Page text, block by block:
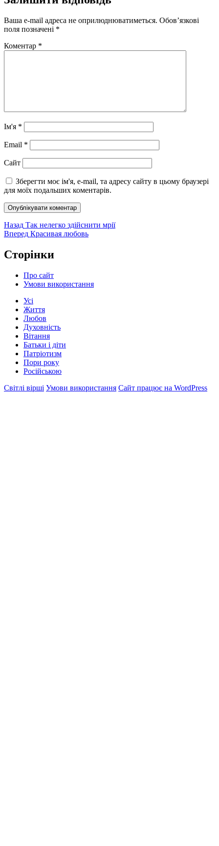
Ваша e-mail адреса не оприлюднюватиметься. Обов’язкові
поля позначені *
Коментар *
Ім'я *
Email *
Сайт
Зберегти моє ім'я, e-mail, та адресу сайту в цьому браузері
для моїх подальших коментарів.
Навігація
записів
Назад Попередній
запис:
Так нелегко здійснити мрії
Вперед Наступний
Красивая любовь
Сторінки
Про сайт
Умови використання
Усі
Життя
Любов
Духовність
Вітання
Батьки і діти
Патріотизм
Пори року
Російською
Світлі вірші Умови використання Сайт працює на WordPress